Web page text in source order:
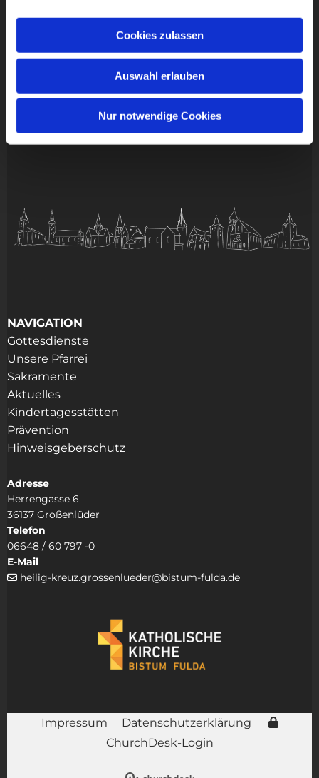
Cookies zulassen
Auswahl erlauben
Nur notwendige Cookies
NAVIGATION
Gottesdienste
Unsere Pfarrei
Sakramente
Aktuelles
Kindertagesstätten
Prävention
Hinweisgeberschutz
Adresse
Herrengasse 6
36137 Großenlüder
Telefon
06648 / 60 797 -0
E-Mail
 heilig-kreuz.grossenlueder@bistum-fulda.de
Impressum
Datenschutzerklärung
ChurchDesk-Login